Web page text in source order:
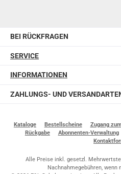
BEI RÜCKFRAGEN
SERVICE
INFORMATIONEN
ZAHLUNGS- UND
Kataloge Bestellscheine Zugang
Rückgabe
Abonnenten-Verwaltung
Alle Preise inkl. gesetzl.
Nachnahmegebühren, wenn